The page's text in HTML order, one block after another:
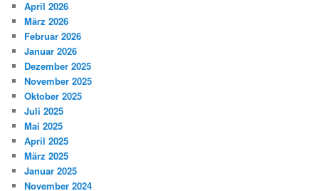
April 2026
März 2026
Februar 2026
Januar 2026
Dezember 2025
November 2025
Oktober 2025
Juli 2025
Mai 2025
April 2025
März 2025
Januar 2025
November 2024